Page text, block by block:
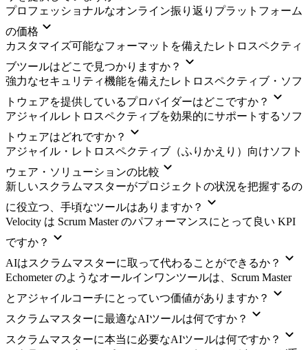
プロフェッショナルなオンライン振り返りプラットフォーム
の価格
カスタマイズ可能なフォーマットを備えたレトロスペクティ
ブツールはどこで見つかりますか？
強力なセキュリティ機能を備えたレトロスペクティブ・ソフ
トウェアを提供しているプロバイダーはどこですか？
アジャイルレトロスペクティブを効果的にサポートするソフ
トウェアはどれですか？
アジャイル・レトロスペクティブ（ふりかえり）向けソフト
ウェア・ソリューションの比較
新しいスクラムマスターがプロジェクトの状況を把握するの
に役立つ、手頃なツールはありますか？
Velocity は Scrum Master のパフォーマンスにとって良い KPI
ですか？
AIはスクラムマスターに取って代わることができるか？
Echometer のようなオールインワンツールは、Scrum Master
とアジャイルコーチにとっていつ価値がありますか？
スクラムマスターに最適なAIツールは何ですか？
スクラムマスターに本当に必要なAIツールは何ですか？